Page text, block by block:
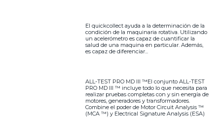
El quickcollect ayuda a la determinación de la
condición de la maquinaria rotativa. Utilizando
un acelerómetro es capaz de cuantificar la
salud de una maquina en particular. Además,
es capaz de diferenciar...
ALL-TEST PRO MD III ™El conjunto ALL-TEST
PRO MD III ™ incluye todo lo que necesita para
realizar pruebas completas con y sin energía de
motores, generadores y transformadores.
Combine el poder de Motor Circuit Analysis ™
(MCA ™) y Electrical Signature Analysis (ESA)